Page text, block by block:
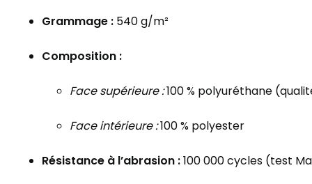
Grammage : 540 g/m²
Composition :
Face supérieure :100 % polyuréthane
Face intérieure :100 % polyester
Résistance à l’abrasion :100 000 cycles (test